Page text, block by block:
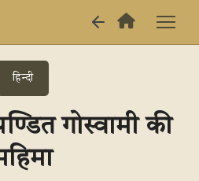
हिन्दी
गोस्वामी की